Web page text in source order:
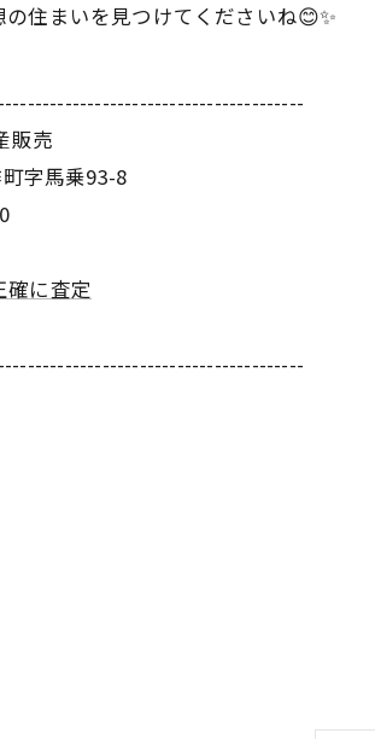
住まいを見つけてくださいね😊✨
販売
字馬乗93-8
確に査定